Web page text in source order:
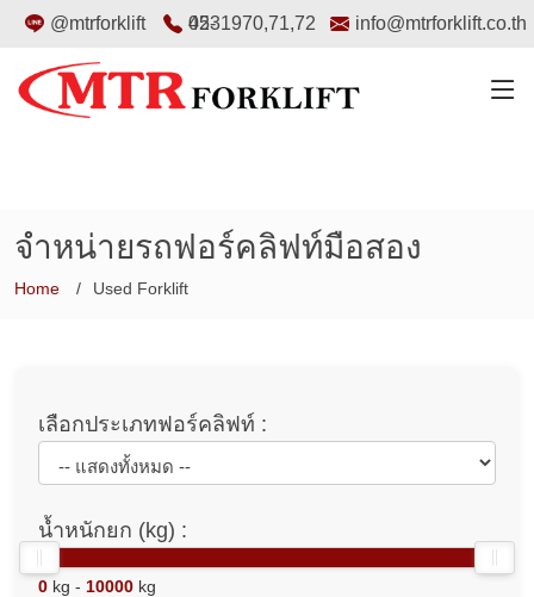
@mtrforklift 02-4531970,71,72 info@mtrforklift.co.th
จำหน่ายรถฟอร์คลิฟท์มือสอง
Home Used Forklift
เลือกประเภทฟอร์คลิฟท์ :
น้ำหนักยก (kg) :
0 kg - 10000 kg